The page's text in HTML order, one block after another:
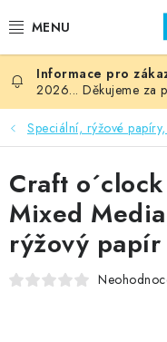
na
NOVINKY
HURÁ DÍLNA
VŠECHNO ZBOŽÍ
KNIHAŘSKÝ MATERIÁL
2026... Děkujeme za
Speciální, rýžové
Craft
Mixed
rýžový papír